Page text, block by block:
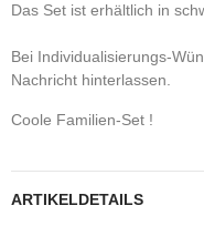
Das Set ist erhältlich in
Bei Individualisierungs-
Nachricht hinterlassen.
Coole Familien-Set !
ARTIKELDETAILS